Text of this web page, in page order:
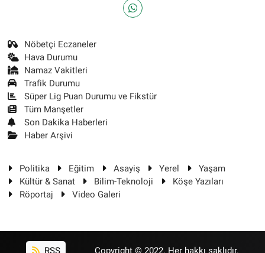
Nöbetçi Eczaneler
Hava Durumu
Namaz Vakitleri
Trafik Durumu
Süper Lig Puan Durumu ve Fikstür
Tüm Manşetler
Son Dakika Haberleri
Haber Arşivi
Politika Eğitim Asayiş Yerel
Yaşam
Kültür & Sanat
Bilim-Teknoloji
Köşe Yazıları
Röportaj
Video Galeri
RSS Copyright © 2022. Her hakkı saklıdır.